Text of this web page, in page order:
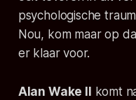
psychologische
Nou, kom maar op
er klaar voor.
Alan Wake II
komt